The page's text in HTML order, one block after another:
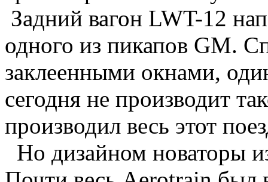
Задний вагон LWT-12
одного из пикапов GM.
заклеенными окнами,
сегодня не производит
производил весь этот
Но дизайном новаторы